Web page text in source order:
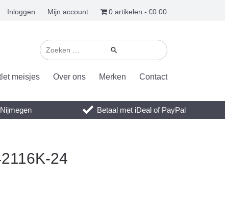
Inloggen Mijn account 0 artikelen €0.00
meisjes Over ons Merken Contact
Betaal met iDeal of PayPal
24